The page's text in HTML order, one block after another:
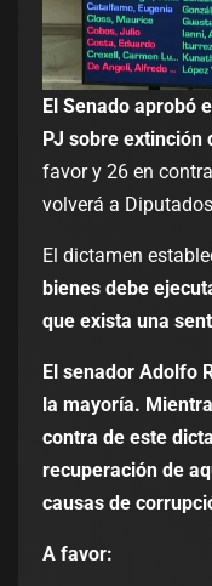
El Senado aprobó
PJ sobre extinción
favor y 26 en
volverá a
El dictamen
bienes debe
que exista una
El senador Adolfo
la mayoría.
contra de este
recuperación de
causas de
A favor: